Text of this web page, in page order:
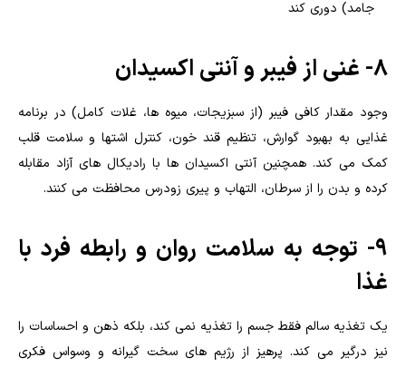
جامد) دوری کند
8- غنی از فیبر و آنتی اکسیدان
وجود مقدار کافی فیبر (از سبزیجات، میوه ها، غلات کامل) در برنامه
غذایی به بهبود گوارش، تنظیم قند خون، کنترل اشتها و سلامت قلب
کمک می کند. همچنین آنتی اکسیدان ها با رادیکال های آزاد مقابله
کرده و بدن را از سرطان، التهاب و پیری زودرس محافظت می کنند.
9- توجه به سلامت روان و رابطه فرد با
غذا
یک تغذیه سالم فقط جسم را تغذیه نمی کند، بلکه ذهن و احساسات را
نیز درگیر می کند. پرهیز از رژیم های سخت گیرانه و وسواس فکری